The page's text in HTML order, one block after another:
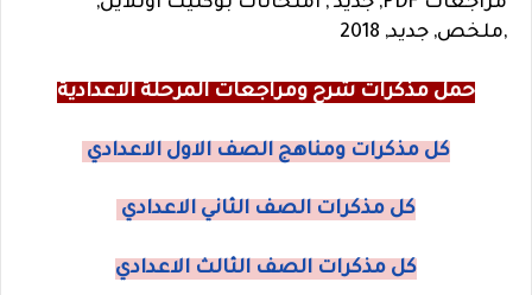
,ملخص, جديد, 2018
حمل مذكرات شرح ومراجعات المرحلة الاعدادية
كل مذكرات ومناهج الصف الاول الاعدادي
كل مذكرات الصف الثاني الاعدادي
كل مذكرات الصف الثالث الاعدادي